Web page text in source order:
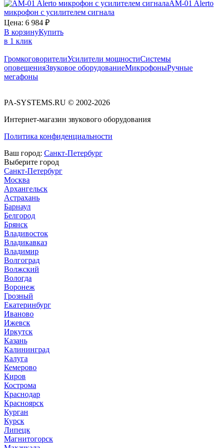
AM-01 Alerto
микрофон с усилителем сигнала
Цена: 6 984 ₽
В корзинуКупить
в 1 клик
ГромкоговорителиУсилители мощностиСистемы
оповещенияЗвуковое оборудованиеМикрофоныРучные
мегафоны
PA-SYSTEMS.RU © 2002-2026
Интернет-магазин звукового оборудования
Политика конфиденциальности
Ваш город: Санкт-Петербург
Выберите город
Санкт-Петербург
Москва
Архангельск
Астрахань
Барнаул
Белгород
Брянск
Владивосток
Владикавказ
Владимир
Волгоград
Волжский
Вологда
Воронеж
Грозный
Екатеринбург
Иваново
Ижевск
Иркутск
Казань
Калининград
Калуга
Кемерово
Киров
Кострома
Краснодар
Красноярск
Курган
Курск
Липецк
Магнитогорск